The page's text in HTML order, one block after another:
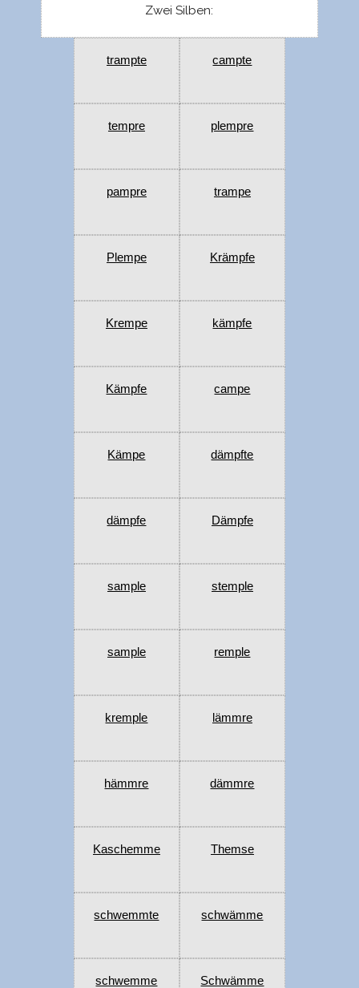
Zwei Silben:
trampte campte
tempre plempre
pampre trampe
Plempe Krämpfe
Krempe kämpfe
Kämpfe campe
Kämpe dämpfte
dämpfe Dämpfe
sample stemple
sample remple
kremple lämmre
hämmre dämmre
Kaschemme Themse
schwemmte schwämme
schwemme Schwämme